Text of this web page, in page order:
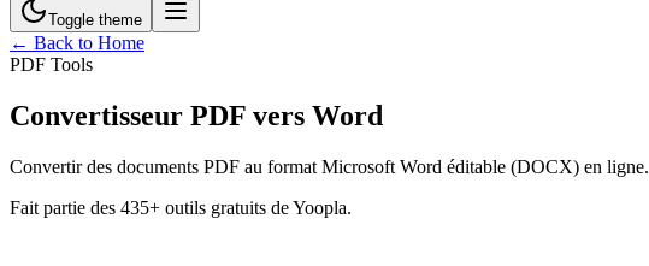
Toggle theme
← Back to Home
PDF Tools
Convertisseur PDF vers Word
Convertir des documents PDF au format Microsoft Word éditable (DOCX) en ligne.
Fait partie des 435+ outils gratuits de Yoopla.